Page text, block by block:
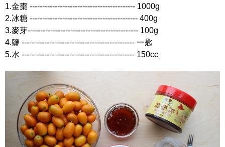
1.金棗 ------------------------------------------ 1000g
2.冰糖 ------------------------------------------- 400g
3.麥芽-------------------------------------------- 100g
4.鹽 --------------------------------------------- 一匙
5.水 --------------------------------------------- 150cc